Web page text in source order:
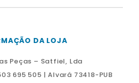
DA LOJA
Peças – Satfiel, Lda
695 505 | Alvará 73418-PUB